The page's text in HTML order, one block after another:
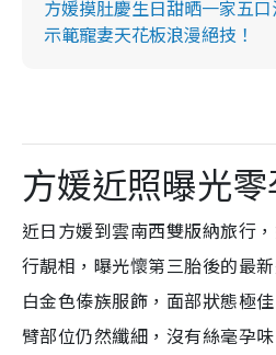
方媛摸肚慶生日甜晒一家五
示範寵妻天花板浪漫絕技！
方媛近照曝光
近日方媛到雲南西雙版納旅行
行靚相，曝光懷第三胎後的最
白金色傣族服飾，面部狀態極
臂部位仍然纖細，沒有絲毫孕